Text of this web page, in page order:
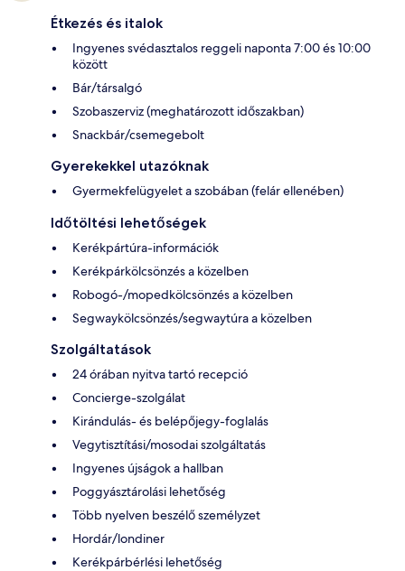
Étkezés és italok
Ingyenes svédasztalos reggeli naponta 7:00 és 10:00
között
Bár/társalgó
Szobaszerviz (meghatározott időszakban)
Snackbár/csemegebolt
Gyerekekkel utazóknak
Gyermekfelügyelet a szobában (felár ellenében)
Időtöltési lehetőségek
Kerékpártúra-információk
Kerékpárkölcsönzés a közelben
Robogó-/mopedkölcsönzés a közelben
Segwaykölcsönzés/segwaytúra a közelben
Szolgáltatások
24 órában nyitva tartó recepció
Concierge-szolgálat
Kirándulás- és belépőjegy-foglalás
Vegytisztítási/mosodai szolgáltatás
Ingyenes újságok a hallban
Poggyásztárolási lehetőség
Több nyelven beszélő személyzet
Hordár/londiner
Kerékpárbérlési lehetőség